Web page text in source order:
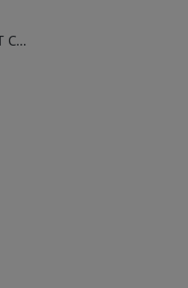
DEMONOLOGIA - KAPELUSZNIK T-SHIRT CZARNY